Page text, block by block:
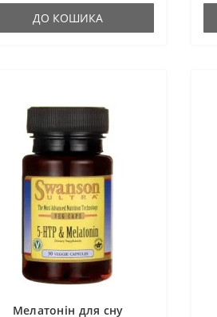
ДО КОШИКА
Мелатонін для сну